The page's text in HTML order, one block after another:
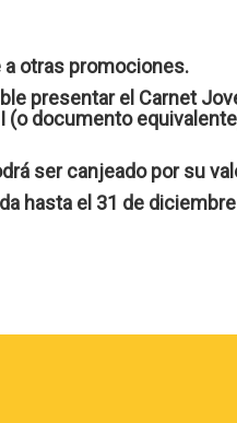
a otras promociones.
presentar el Carnet
(o documento
ser canjeado por su
hasta el 31 de